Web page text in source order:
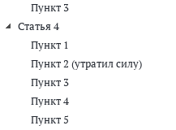
Пункт 3
Статья 4
Пункт 1
Пункт 2 (утратил силу)
Пункт 3
Пункт 4
Пункт 5